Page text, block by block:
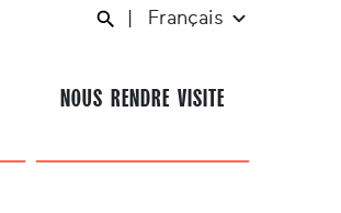
Français
NOUS RENDRE VISITE